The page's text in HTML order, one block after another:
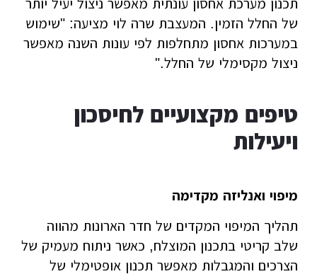
תכנון מערכת אחסון עונתית מאפשר ניצול יעיל יותר
של החלל הזמין. המעצבת שרה לוי מציעה: "שימוש
במערכות אחסון מתחלפות לפי עונות השנה מאפשר
ניצול מקסימלי של החלל."
טיפים מקצועיים לחיסכון
ויעילות
מיפוי ואנליזה מקדימה
תהליך המיפוי המקדים של חדר הארונות מהווה
שלב קריטי בתכנון המוצלח, כאשר ניתוח מעמיק של
הצרכים והמגבלות מאפשר תכנון אופטימלי של